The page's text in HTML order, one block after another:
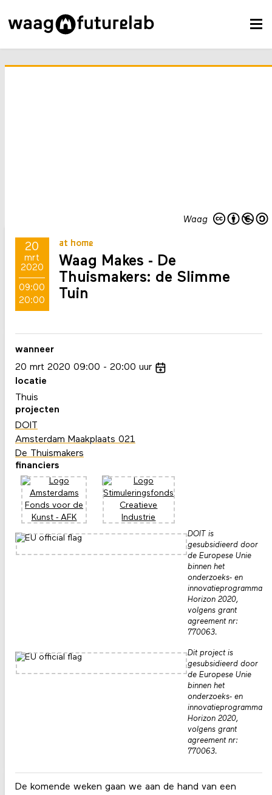
Waag
20
mrt
2020
09:00
20:00
at home
Waag Makes - De
Thuismakers: de Slimme
Tuin
De komende weken gaan we aan de hand van een
wanneer
20 mrt 2020 09:00 20:00 uur
locatie
Thuis
projecten
DOIT
Amsterdam Maakplaats 021
De Thuismakers
financiers
DOIT is
gesubsidieerd door
de Europese Unie
binnen het
onderzoeks- en
innovatieprogramma
Horizon 2020,
volgens grant
agreement nr:
770063.
Dit project is
gesubsidieerd door
de Europese Unie
binnen het
onderzoeks- en
innovatieprogramma
Horizon 2020,
volgens grant
agreement nr:
770063.